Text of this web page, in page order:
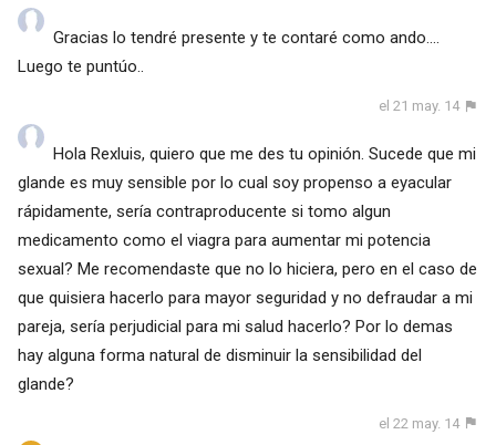
Gracias lo tendré presente y te contaré como ando....
Luego te puntúo..
el 21 may. 14
Hola Rexluis, quiero que me des tu opinión. Sucede que mi
glande es muy sensible por lo cual soy propenso a eyacular
rápidamente, sería contraproducente si tomo algun
medicamento como el viagra para aumentar mi potencia
sexual? Me recomendaste que no lo hiciera, pero en el caso de
que quisiera hacerlo para mayor seguridad y no defraudar a mi
pareja, sería perjudicial para mi salud hacerlo? Por lo demas
hay alguna forma natural de disminuir la sensibilidad del
glande?
el 22 may. 14